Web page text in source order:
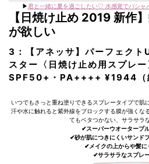
▶︎君と一緒に夏を過ごしたい♡ 水感覚でパシャ
【日焼け止め 2019 新作
が欲しい
3：【アネッサ】パーフェクト
スター〈日焼け止め用スプレ
SPF50+・PA++++ ¥1944（
いつでもさっと重ね塗りできるスプレータイプで肌
汗や水に触れると紫外線をブロックする膜が強くな
てもベタつかない、サラサラ
✔︎スーパーウオータープ
✔︎砂が肌につきにくいサンド
✔︎メイクの上からや髪に
✔︎サラサラなスプレ